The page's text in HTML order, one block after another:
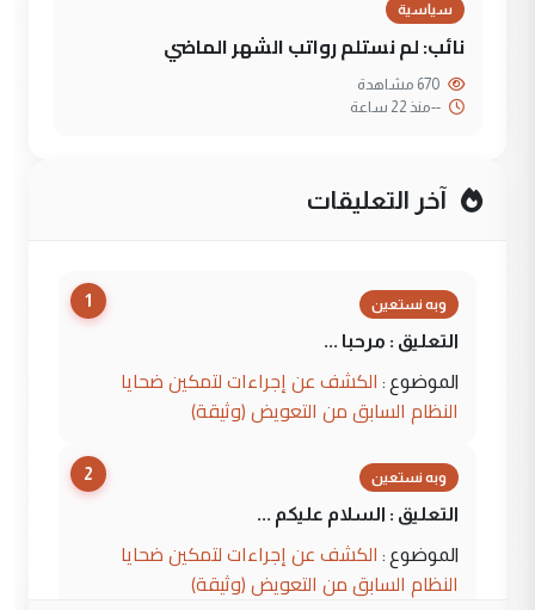
سياسية
نائب: لم نستلم رواتب الشهر الماضي
--منذ 22 ساعة
آخر التعليقات
1 وبه نستعين
التعليق : مرحبا ...
الموضوع : الكشف عن إجراءات لتمكين ضحايا
النظام السابق من التعويض (وثيقة)
2 وبه نستعين
التعليق : السلام عليكم ...
الموضوع : الكشف عن إجراءات لتمكين ضحايا
النظام السابق من التعويض (وثيقة)